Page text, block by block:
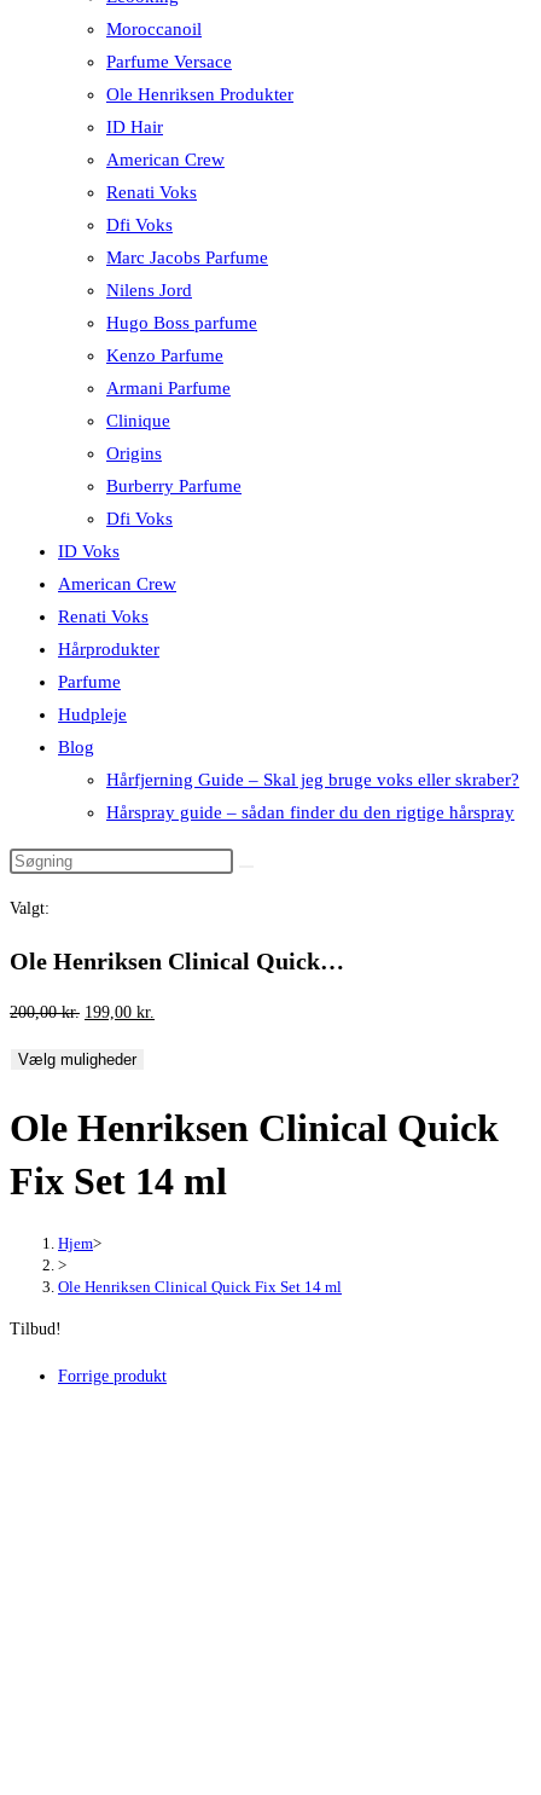
Moroccanoil
Parfume Versace
Ole Henriksen Produkter
ID Hair
American Crew
Renati Voks
Dfi Voks
Marc Jacobs Parfume
Nilens Jord
Hugo Boss parfume
Kenzo Parfume
Armani Parfume
Clinique
Origins
Burberry Parfume
Dfi Voks
ID Voks
American Crew
Renati Voks
Hårprodukter
Parfume
Hudpleje
Blog
Hårfjerning Guide – Skal jeg bruge voks eller skraber?
Hårspray guide – sådan finder du den rigtige hårspray
Valgt:
Ole Henriksen Clinical Quick…
200,00kr. Den
pris
200,00 kr..
199,00 kr.
199,00 kr..
Vælg muligheder
Ole Henriksen Clinical Quick
Fix Set 14 ml
Hjem>
>
Ole Henriksen Clinical Quick Fix Set 14 ml
Tilbud!
Forrige produkt